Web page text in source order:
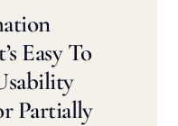
Easy To
Partially